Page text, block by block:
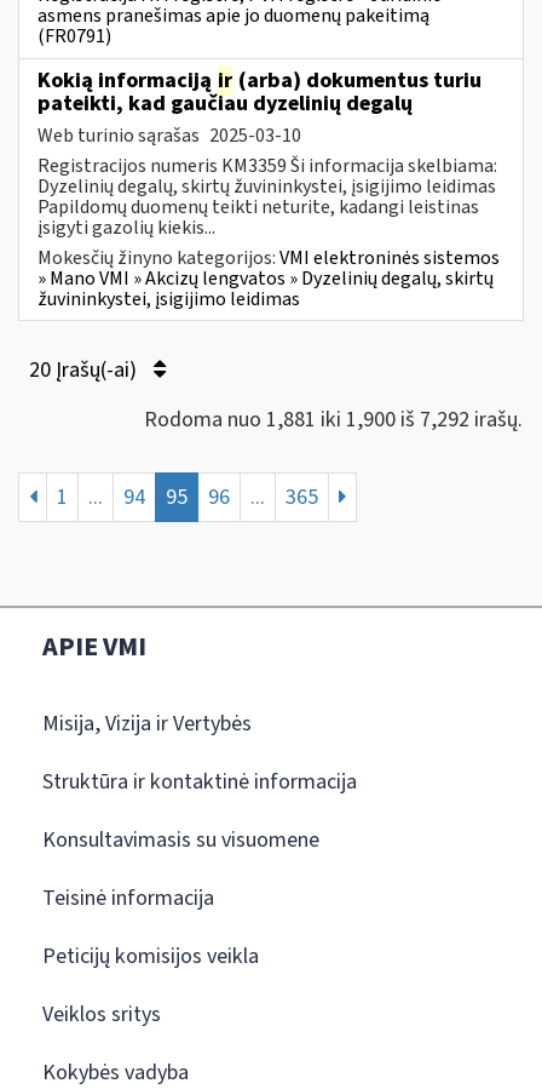
asmens pranešimas apie jo duomenų pakeitimą
(FR0791)
Kokią informaciją ir (arba) dokumentus turiu
pateikti, kad gaučiau dyzelinių degalų
Web turinio sąrašas 2025-03-10
Registracijos numeris KM3359 Ši informacija skelbiama:
Dyzelinių degalų, skirtų žuvininkystei, įsigijimo leidimas
Papildomų duomenų teikti neturite, kadangi leistinas
įsigyti gazolių kiekis...
Mokesčių žinyno kategorijos:VMI elektroninės sistemos
» Mano VMI » Akcizų lengvatos » Dyzelinių degalų, skirtų
žuvininkystei, įsigijimo leidimas
20 Įrašų(-ai)
Rodoma nuo 1,881 iki 1,900 iš 7,292 irašų.
1 ... 94 95 96 ... 365
APIE VMI
Misija, Vizija ir Vertybės
Struktūra ir kontaktinė informacija
Konsultavimasis su visuomene
Teisinė informacija
Peticijų komisijos veikla
Veiklos sritys
Kokybės vadyba